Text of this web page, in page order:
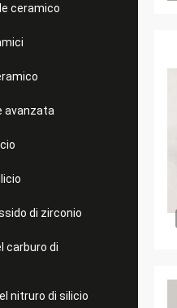
ceramico
avanzata
di zirconio
carburo di
nitruro di silicio